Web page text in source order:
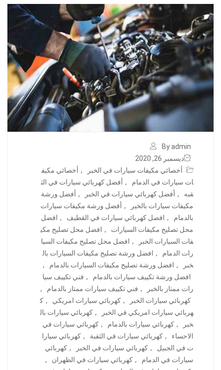
By admin
ديسمبر 26, 2020
أخصائي مكيفات سيارات في الخبر
, أخصائي مكيف
ات سيارات في الدمام
, أفضل كهربائي سيارات في الث
قبه
, أفضل كهربائي سيارات في الخبر , أفضل ورشة
مكيفات سيارات بالخبر
, أفضل ورشة مكيفات سيارات
بالدمام
, افضل كهربائي سيارات في القطيف , افضل
محل تصليح مكيفات السيارات
, افضل محل تصليح مكي
فات السيارات الخبر
, افضل محل تصليح مكيفات السيا
رات الدمام
, افضل ورشة تصليح مكيفات السيارات بال
خبر
, افضل ورشة تصليح مكيفات السيارات بالدمام
,
افضل ورشة تكييف سيارات بالدمام
, فني تكييف سيا
رات ممتاز بالخبر
, فني تكييف سيارات ممتاز بالدمام
,
كهربائي سيارات الخبر
, كهربائي سيارات امريكي , ك
هربائي سيارات امريكي في الخبر
, كهربائي سيارات بال
خبر
, كهربائي سيارات بالدمام , كهربائي سيارات في
الاحساء
, كهربائي سيارات في الثقبة , كهربائي سيارا
ت في الجبيل
, كهربائي سيارات في الخبر , كهربائي
سيارات في الدمام
, كهربائي سيارات في الظهران
,